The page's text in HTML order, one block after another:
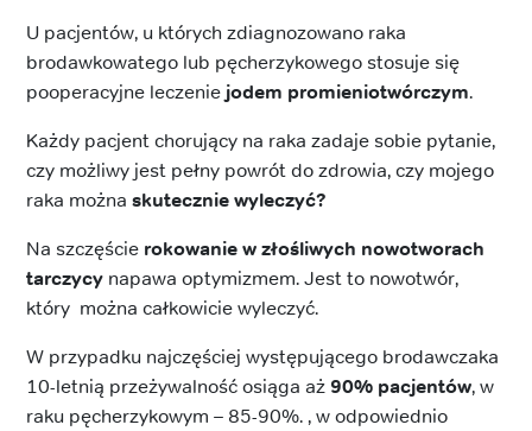
U pacjentów, u których zdiagnozowano raka
brodawkowatego lub pęcherzykowego stosuje się
pooperacyjne leczenie jodem promieniotwórczym.
Każdy pacjent chorujący na raka zadaje sobie pytanie,
czy możliwy jest pełny powrót do zdrowia, czy mojego
raka można skutecznie wyleczyć?
Na szczęście rokowanie w złośliwych nowotworach
tarczycy napawa optymizmem. Jest to nowotwór,
który można całkowicie wyleczyć.
W przypadku najczęściej występującego brodawczaka
10-letnią przeżywalność osiąga aż 90% pacjentów, w
raku pęcherzykowym – 85-90%. , w odpowiednio